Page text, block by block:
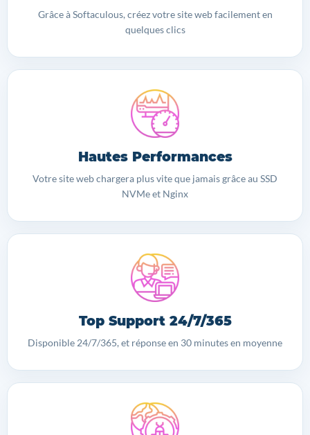
Grâce à Softaculous, créez votre site web facilement en
quelques clics
Hautes Performances
Votre site web chargera plus vite que jamais grâce au SSD
NVMe et Nginx
Top Support 24/7/365
Disponible 24/7/365, et réponse en 30 minutes en moyenne